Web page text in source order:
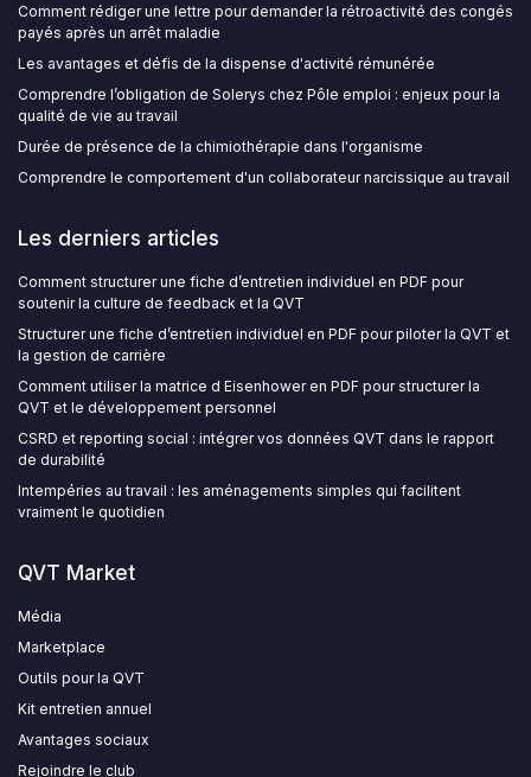
Comment rédiger une lettre pour demander la rétroactivité des congés
payés après un arrêt maladie
Les avantages et défis de la dispense d'activité rémunérée
Comprendre l’obligation de Solerys chez Pôle emploi : enjeux pour la
qualité de vie au travail
Durée de présence de la chimiothérapie dans l'organisme
Comprendre le comportement d'un collaborateur narcissique au travail
Les derniers articles
Comment structurer une fiche d’entretien individuel en PDF pour
soutenir la culture de feedback et la QVT
Structurer une fiche d’entretien individuel en PDF pour piloter la QVT et
la gestion de carrière
Comment utiliser la matrice d Eisenhower en PDF pour structurer la
QVT et le développement personnel
CSRD et reporting social : intégrer vos données QVT dans le rapport
de durabilité
Intempéries au travail : les aménagements simples qui facilitent
vraiment le quotidien
QVT Market
Média
Marketplace
Outils pour la QVT
Kit entretien annuel
Avantages sociaux
Rejoindre le club